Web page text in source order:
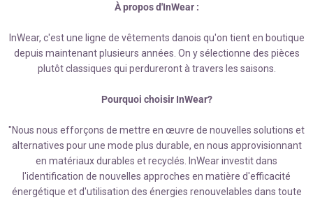
À propos d'InWear :
InWear, c'est une ligne de vêtements danois qu'on tient en boutique
depuis maintenant plusieurs années. On y sélectionne des pièces
plutôt classiques qui perdureront à travers les saisons.
Pourquoi choisir InWear?
"Nous nous efforçons de mettre en œuvre de nouvelles solutions et
alternatives pour une mode plus durable, en nous approvisionnant
en matériaux durables et recyclés. InWear investit dans
l'identification de nouvelles approches en matière d'efficacité
énergétique et d'utilisation des énergies renouvelables dans toute